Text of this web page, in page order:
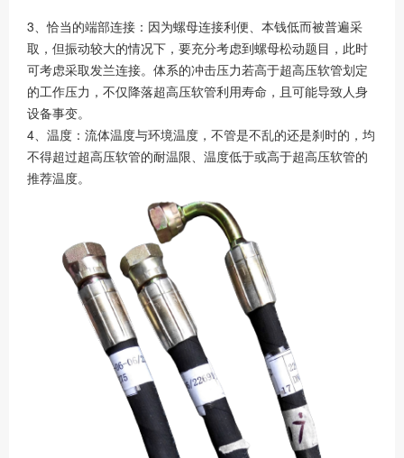
3、恰当的端部连接：因为螺母连接利便、本钱低而被普遍采
取，但振动较大的情况下，要充分考虑到螺母松动题目，此时
可考虑采取发兰连接。体系的冲击压力若高于超高压软管划定
的工作压力，不仅降落超高压软管利用寿命，且可能导致人身
设备事变。
4、温度：流体温度与环境温度，不管是不乱的还是刹时的，均
不得超过超高压软管的耐温限、温度低于或高于超高压软管的
推荐温度。